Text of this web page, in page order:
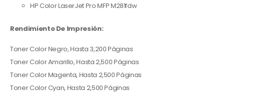
HP Color LaserJet Pro MFP M281fdw
Rendimiento De Impresión:
Toner Color Negro, Hasta 3,200 Páginas
Toner Color Amarillo, Hasta 2,500 Páginas
Toner Color Magenta, Hasta 2,500 Páginas
Toner Color Cyan, Hasta 2,500 Páginas